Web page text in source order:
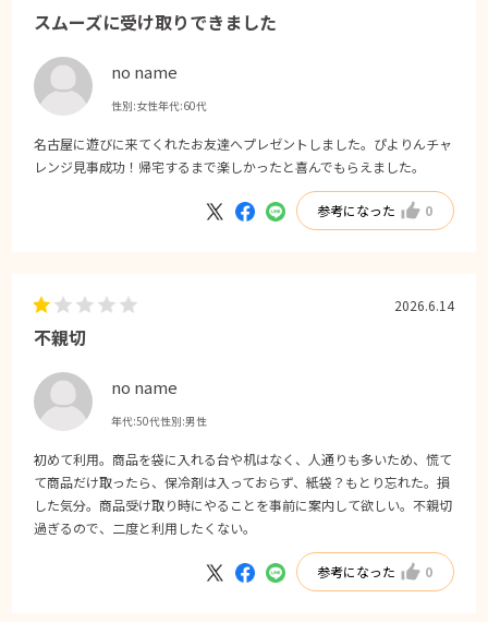
スムーズに受け取りできました
no name
性別:女性年代:60代
名古屋に遊びに来てくれたお友達へプレゼントしました。ぴよりんチャ
レンジ見事成功！帰宅するまで楽しかったと喜んでもらえました。
参考になった 0
不親切
no name
年代:50代性別:男性
2026.6.14
初めて利用。商品を袋に入れる台や机はなく、人通りも多いため、慌て
て商品だけ取ったら、保冷剤は入っておらず、紙袋？もとり忘れた。損
した気分。商品受け取り時にやることを事前に案内して欲しい。不親切
過ぎるので、二度と利用したくない。
参考になった 0